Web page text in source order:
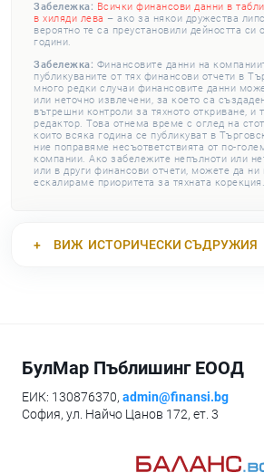
Забележка: Всички финансови данни в
в хиляди лева – ако за някои дружества
вероятно те са преустановили дейността си
години.
Забележка: Финансовите данни на
публикуваните от тях финансови отчети в
много редки случаи финансовите данни
или неточно извлечени, за което са
вътрешни контроли за тяхното откриване, и
редактор. Това отнема време с оглед на
които всяка година се публикуват в
ние поправяме несъответствията от по-
компании. Ако забележите непълноти или
или в други финансови отчети, можете да ни
ескалираме приоритета за тяхната корекция.
ВИЖ ИСТОРИЧЕСКИ СЪДРУЖИЯ
БулМар Пъблишинг ЕООД
ЕИК: 130876370, admin@finansi.bg
София, ул. Найчо Цанов 172, ет. 3